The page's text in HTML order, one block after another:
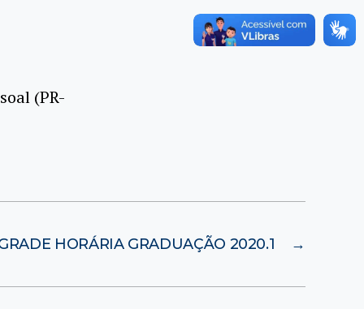
(PR-
→
HORÁRIA GRADUAÇÃO 2020.1